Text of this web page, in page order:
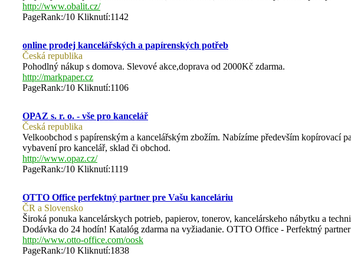
http://www.obalit.cz/
PageRank:/10 Kliknutí:1142
online prodej kancelářských a papírenských potřeb
Česká republika
Pohodlný nákup s domova. Slevové akce,doprava od 2000Kč zdarma.
http://markpaper.cz
PageRank:/10 Kliknutí:1106
OPAZ s. r. o. - vše pro kancelář
Česká republika
Velkoobchod s papírenským a kancelářským zbožím. Nabízíme především kopírovací
vybavení pro kancelář, sklad či obchod.
http://www.opaz.cz/
PageRank:/10 Kliknutí:1119
OTTO Office perfektný partner pre Vašu kanceláriu
ČR a Slovensko
Široká ponuka kancelárskych potrieb, papierov, tonerov, kancelárskeho nábytku a
Dodávka do 24 hodín! Katalóg zdarma na vyžiadanie. OTTO Office - Perfektný
http://www.otto-office.com/oosk
PageRank:/10 Kliknutí:1838